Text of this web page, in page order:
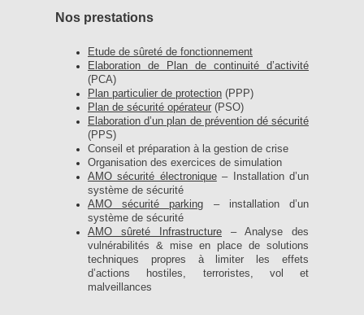
Nos prestations
Etude de sûreté de fonctionnement
Elaboration de Plan de continuité d’activité
(PCA)
Plan particulier de protection (PPP)
Plan de sécurité opérateur (PSO)
Elaboration d’un plan de prévention dé sécurité
(PPS)
Conseil et préparation à la gestion de crise
Organisation des exercices de simulation
AMO sécurité électronique– Installation d’un
système de sécurité
AMO sécurité parking – installation d’un
système de sécurité
AMO sûreté Infrastructure – Analyse des
vulnérabilités & mise en place de solutions
techniques propres à limiter les effets
d’actions hostiles, terroristes, vol et
malveillances